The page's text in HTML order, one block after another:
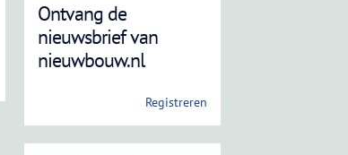
Ontvang de
nieuwsbrief van
nieuwbouw.nl
Registreren